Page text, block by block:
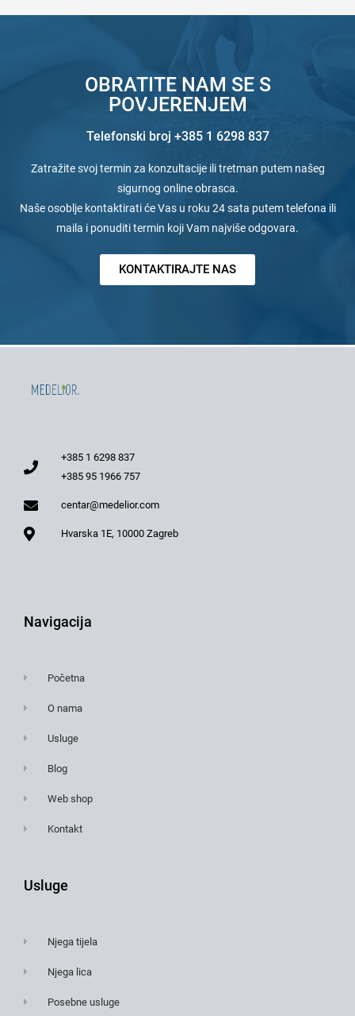
OBRATITE NAM SE S
POVJERENJEM
Telefonski broj +385 1 6298 837
Zatražite svoj termin za konzultacije ili tretman putem našeg
sigurnog online obrasca.
Naše osoblje kontaktirati će Vas u roku 24 sata putem telefona ili
maila i ponuditi termin koji Vam najviše odgovara.
KONTAKTIRAJTE NAS
+385 1 6298 837
+385 95 1966 757
centar@medelior.com
Hvarska 1E, 10000 Zagreb
Navigacija
Početna
O nama
Usluge
Blog
Web shop
Kontakt
Usluge
Njega tijela
Njega lica
Posebne usluge